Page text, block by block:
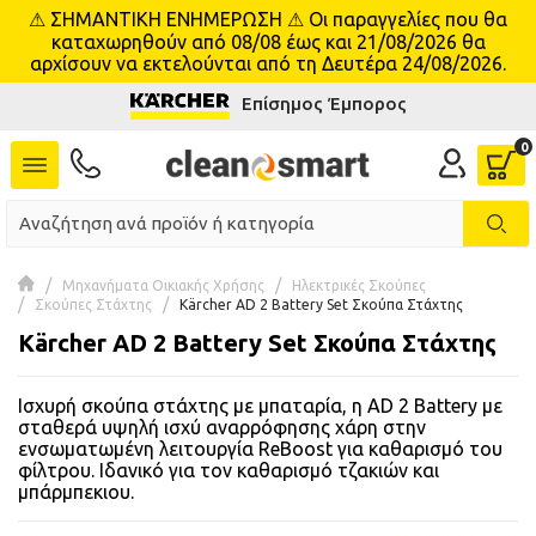
menu
⚠ ΣΗΜΑΝΤΙΚΗ ΕΝΗΜΕΡΩΣΗ ⚠ Οι παραγγελίες που θα
καταχωρηθούν από 08/08 έως και 21/08/2026 θα
αρχίσουν να εκτελούνται από τη Δευτέρα 24/08/2026.
Επίσημος Έμπορος
Μηχανήματα Οικιακής Χρήσης
Ηλεκτρικές Σκούπες
Σκούπες Στάχτης
Kärcher AD 2 Battery Set Σκούπα Στάχτης
Kärcher AD 2 Battery Set Σκούπα Στάχτης
Ισχυρή σκούπα στάχτης με μπαταρία, η AD 2 Battery με
σταθερά υψηλή ισχύ αναρρόφησης χάρη στην
ενσωματωμένη λειτουργία ReBoost για καθαρισμό του
φίλτρου. Ιδανικό για τον καθαρισμό τζακιών και
μπάρμπεκιου.